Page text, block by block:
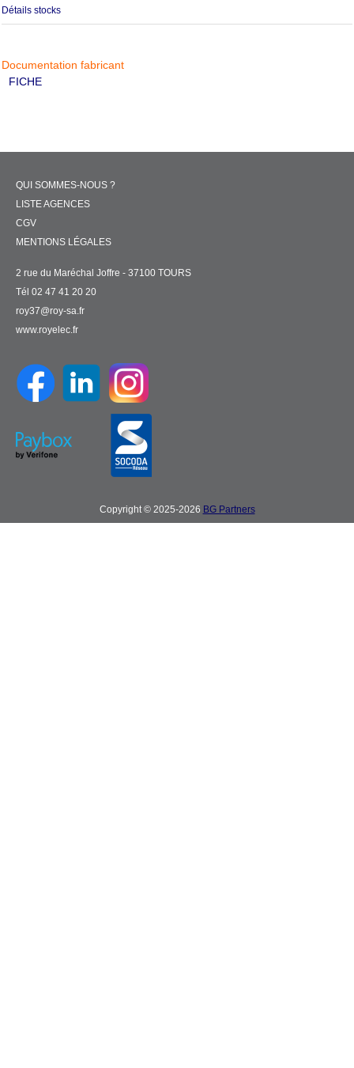
Détails stocks
Documentation fabricant
FICHE
QUI SOMMES-NOUS ?
LISTE AGENCES
CGV
MENTIONS LÉGALES
2 rue du Maréchal Joffre - 37100 TOURS
Tél 02 47 41 20 20
roy37@roy-sa.fr
www.royelec.fr
Copyright © 2025-2026 BG Partners